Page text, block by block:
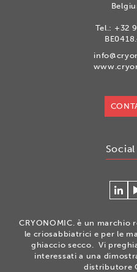
Tel.: +32
op
CRYONOMIC. è un marchio
le criosabbiatrici e per le
ghiaccio secco. Vi
interessati a una
distributore